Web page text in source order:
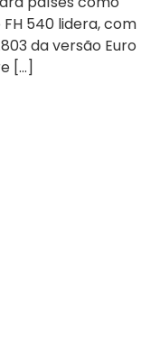
540 lidera, com
da versão Euro
[…]